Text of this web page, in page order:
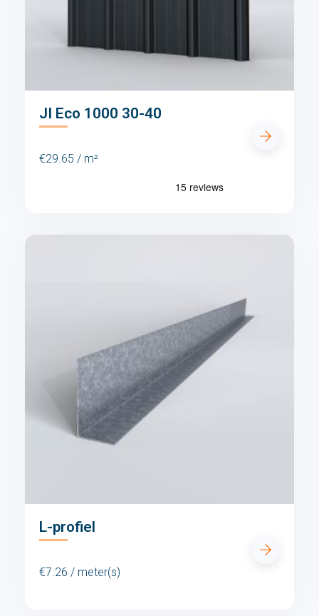
JI Eco 1000 30-40
€29.65 / m²
L-profiel
€7.26 / meter(s)